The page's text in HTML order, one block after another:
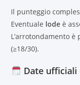
Il punteggio
Eventuale lode è
L’arrotondamento
(≥18/30).
Date ufficiali